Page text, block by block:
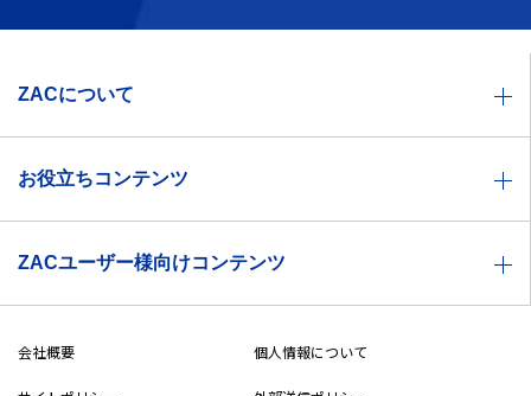
ZACについて
業種別ソリューション一覧
機能一覧
価格体系
製品特徴
導入事例
お役立ちコンテンツ
お役立ち資料
セミナー情報
ZACBLOG
ZACユーザー様向けコンテンツ
会社概要 個人情報について